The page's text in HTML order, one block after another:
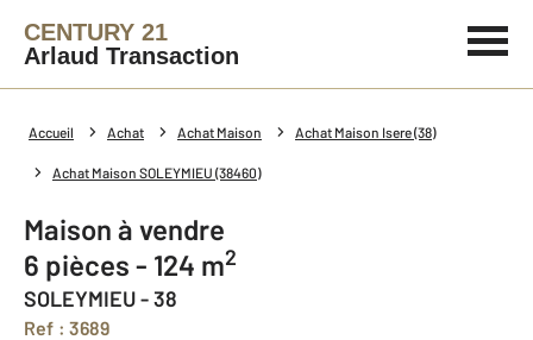
CENTURY 21
Arlaud Transaction
Accueil Achat Achat Maison Achat Maison Isere (38)
Achat Maison SOLEYMIEU (38460)
Maison à vendre
6 pièces - 124 m2
SOLEYMIEU - 38
Ref : 3689